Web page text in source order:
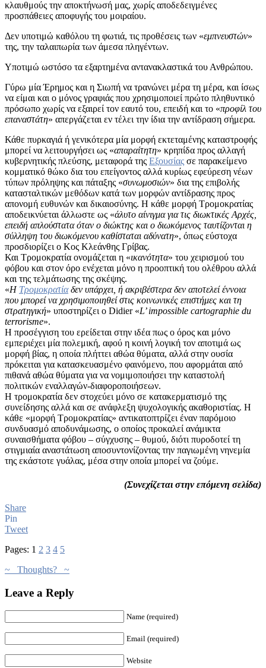
κλαυθμούς την αποκτήνωσή μας, χωρίς αποδεδειγμένες
προσπάθειες αποφυγής του μοιραίου.
Δεν υποτιμώ καθόλου τη φωτιά, τις προθέσεις των «εμπνευστών»
της, την ταλαιπωρία των άμεσα πληγέντων.
Υποτιμώ ωστόσο τα εξαρτημένα αντανακλαστικά του Ανθρώπου.
Γύρω μία Έρημος και η Σιωπή να τρανώνει μέρα τη μέρα, και ίσως
να είμαι και ο μόνος γραφιάς που χρησιμοποιεί πρώτο πληθυντικό
πρόσωπο χωρίς να εξαιρεί τον εαυτό του, επειδή και το «προφίλ του
επαναστάτη» απεργάζεται εν τέλει την ίδια την αντίδραση σήμερα.
Κάθε πυρκαγιά ή γενικότερα μία μορφή εκτεταμένης καταστροφής
μπορεί να λειτουργήσει ως «απαραίτητη» κρηπίδα προς αλλαγή
κυβερνητικής πλεύσης, μεταφορά της Εξουσίας σε παρακείμενο
κομματικό θώκο δια του επείγοντος αλλά κυρίως εφεύρεση νέων
τύπων πρόληψης και πάταξης «συνωμοσιών» δια της επιβολής
κατασταλτικών μεθόδων κατά των μορφών αντίδρασης προς
απονομή ευθυνών και δικαιοσύνης. Η κάθε μορφή Τρομοκρατίας
αποδεικνύεται άλλωστε ως «άλυτο αίνιγμα για τις διωκτικές Αρχές,
επειδή απλούστατα όταν ο διώκτης και ο διωκόμενος ταυτίζονται η
σύλληψη του διωκόμενου καθίσταται αδύνατη», όπως εύστοχα
προσδιορίζει ο Κος Κλεάνθης Γρίβας.
Και Τρομοκρατία ονομάζεται η «ικανότητα» του χειρισμού του
φόβου και στον όρο ενέχεται μόνο η προοπτική του ολέθρου αλλά
και της τελμάτωσης της σκέψης.
«Η Τρομοκρατίαδεν υπάρχει, ή ακριβέστερα δεν αποτελεί έννοια
που μπορεί να χρησιμοποιηθεί στις κοινωνικές επιστήμες και τη
στρατηγική» υποστηρίζει ο Didier «L’ impossible cartographie du
terrorisme».
Η προσέγγιση του ερείδεται στην ιδέα πως ο όρος και μόνο
εμπεριέχει μία πολεμική, αφού η κοινή λογική τον αποτιμά ως
μορφή βίας, η οποία πλήττει αθώα θύματα, αλλά στην ουσία
πρόκειται για κατασκευασμένο φαινόμενο, που αφορμάται από
πιθανά αθώα θύματα για να νομιμοποιήσει την καταστολή
πολιτικών εναλλαγών-διαφοροποιήσεων.
Η τρομοκρατία δεν στοχεύει μόνο σε κατακερματισμό της
συνείδησης αλλά και σε ανάφλεξη ψυχολογικής ακαθοριστίας. Η
κάθε «μορφή Τρομοκρατίας» αντικατοπτρίζει έναν παρόμοιο
συνδυασμό αποδυνάμωσης, ο οποίος προκαλεί ανάμικτα
συναισθήματα φόβου – σύγχυσης – θυμού, διότι πυροδοτεί τη
στιγμιαία αναστάτωση αποσυντονίζοντας την παγιωμένη νηνεμία
της εκάστοτε γυάλας, μέσα στην οποία μπορεί να ζούμε.
(Συνεχίζεται στην επόμενη σελίδα)
Share
Pin
Tweet
Pages: 1 2 3 4 5
~ Thoughts? ~
Leave a Reply
Name (required)
Email (required)
Website